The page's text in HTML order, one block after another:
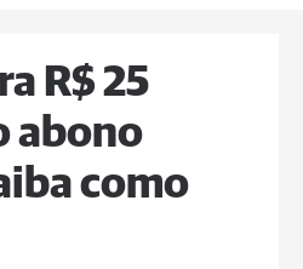
R$ 25
abono
como